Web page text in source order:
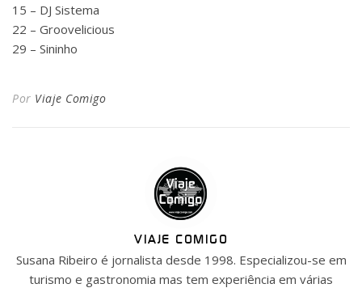
15 – DJ Sistema
22 – Groovelicious
29 – Sininho
Por Viaje Comigo
VIAJE COMIGO
Susana Ribeiro é jornalista desde 1998. Especializou-se em
turismo e gastronomia mas tem experiência em várias